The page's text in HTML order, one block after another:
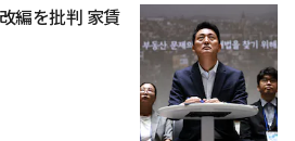
編を批判 家賃